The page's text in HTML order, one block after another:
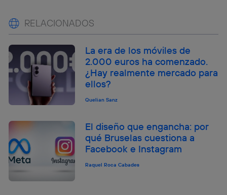
RELACIONADOS
La era de los móviles de
2.000 euros ha comenzado.
¿Hay realmente mercado para
ellos?
Quelian Sanz
El diseño que engancha: por
qué Bruselas cuestiona a
Facebook e Instagram
Raquel Roca Cabades